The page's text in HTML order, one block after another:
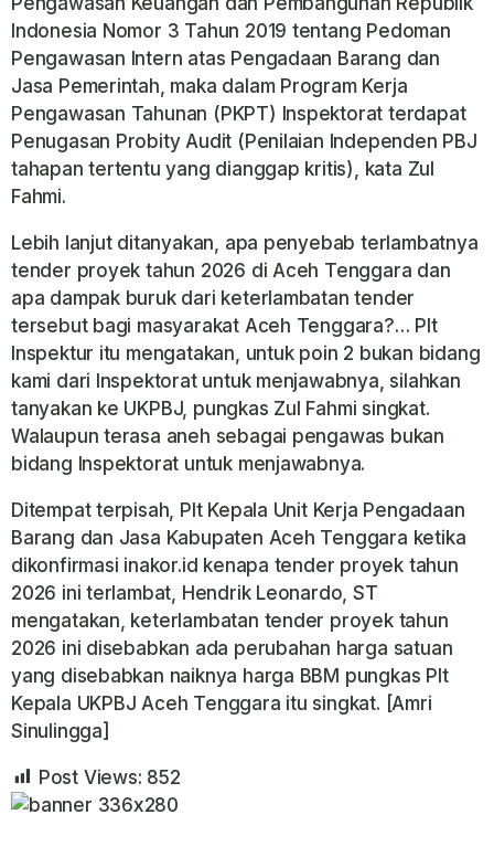
Indonesia Nomor 3 Tahun 2019 tentang Pedoman
Pengawasan Intern atas Pengadaan Barang dan
Jasa Pemerintah, maka dalam Program Kerja
Pengawasan Tahunan (PKPT) Inspektorat terdapat
Penugasan Probity Audit (Penilaian Independen PBJ
tahapan tertentu yang dianggap kritis), kata Zul
Fahmi.
Lebih lanjut ditanyakan, apa penyebab terlambatnya
tender proyek tahun 2026 di Aceh Tenggara dan
apa dampak buruk dari keterlambatan tender
tersebut bagi masyarakat Aceh Tenggara?… Plt
Inspektur itu mengatakan, untuk poin 2 bukan bidang
kami dari Inspektorat untuk menjawabnya, silahkan
tanyakan ke UKPBJ, pungkas Zul Fahmi singkat.
Walaupun terasa aneh sebagai pengawas bukan
bidang Inspektorat untuk menjawabnya.
Ditempat terpisah, Plt Kepala Unit Kerja Pengadaan
Barang dan Jasa Kabupaten Aceh Tenggara ketika
dikonfirmasi inakor.id kenapa tender proyek tahun
2026 ini terlambat, Hendrik Leonardo, ST
mengatakan, keterlambatan tender proyek tahun
2026 ini disebabkan ada perubahan harga satuan
yang disebabkan naiknya harga BBM pungkas Plt
Kepala UKPBJ Aceh Tenggara itu singkat. [Amri
Sinulingga]
Post Views: 852